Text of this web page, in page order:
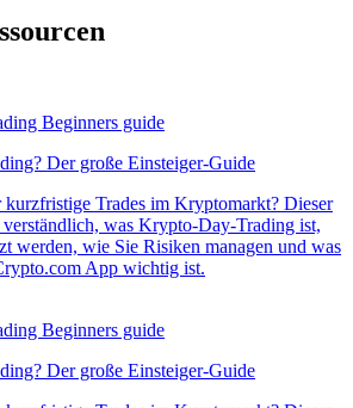
Der große Einsteiger-Guide
kurzfristige Trades im Kryptomarkt? Dieser
was Krypto-Day-Trading ist,
werden, wie Sie Risiken managen und was
App wichtig ist.
Der große Einsteiger-Guide